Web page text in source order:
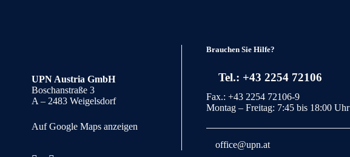
UPN Austria GmbH
Boschanstraße 3
A – 2483 Weigelsdorf
Auf Google Maps anzeigen
Brauchen Sie Hilfe?
Tel.: +43 2254 72106
Fax.: +43 2254 72106-9
Montag – Freitag: 7:45 bis 18:00 Uhr
office@upn.at